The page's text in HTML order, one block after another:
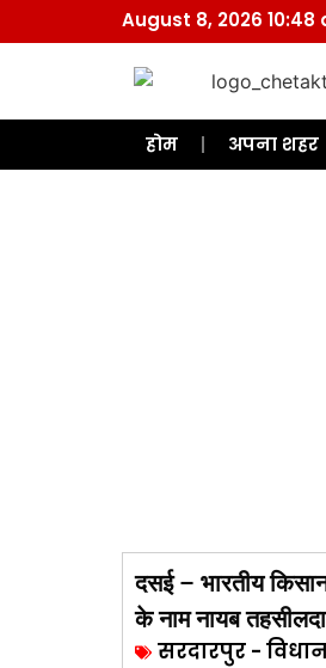
August 8, 2026 10:48
होम अपना शहर
दसई – भारतीय
के नाम नायब
सरदारपुर -